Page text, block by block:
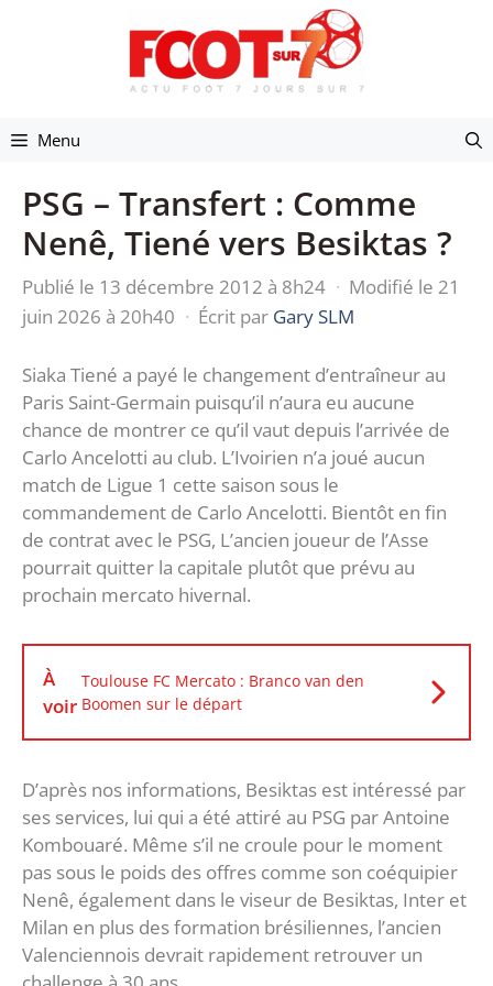
Menu
PSG – Transfert : Comme
Nenê, Tiené vers Besiktas ?
Publié le 13 décembre 2012 à 8h24 · Modifié le 21
juin 2026 à 20h40 · Écrit par Gary SLM
Siaka Tiené a payé le changement d’entraîneur au
Paris Saint-Germain puisqu’il n’aura eu aucune
chance de montrer ce qu’il vaut depuis l’arrivée de
Carlo Ancelotti au club. L’Ivoirien n’a joué aucun
match de Ligue 1 cette saison sous le
commandement de Carlo Ancelotti. Bientôt en fin
de contrat avec le PSG, L’ancien joueur de l’Asse
pourrait quitter la capitale plutôt que prévu au
prochain mercato hivernal.
À
voir
Toulouse FC Mercato : Branco van den
Boomen sur le départ
D’après nos informations, Besiktas est intéressé par
ses services, lui qui a été attiré au PSG par Antoine
Kombouaré. Même s’il ne croule pour le moment
pas sous le poids des offres comme son coéquipier
Nenê, également dans le viseur de Besiktas, Inter et
Milan en plus des formation brésiliennes, l’ancien
Valenciennois devrait rapidement retrouver un